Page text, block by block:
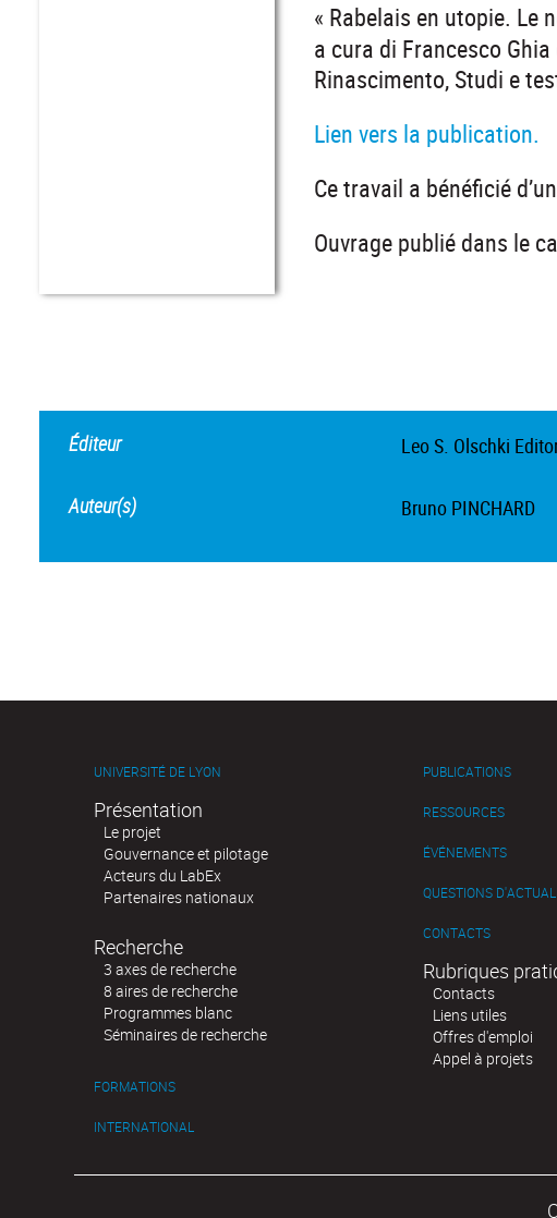
« Rabelais en utopie. Le
a cura di Francesco
Rinascimento, Studi e
Lien vers la publication.
Ce travail a bénéficié
Ouvrage publié dans le
Éditeur Leo S. Olschki
Auteur(s) Bruno PINCHARD
UNIVERSITÉ DE LYON
Présentation
Le projet
Gouvernance et pilotage
Acteurs du LabEx
Partenaires nationaux
Recherche
3 axes de recherche
8 aires de recherche
Programmes blanc
Séminaires de recherche
FORMATIONS
INTERNATIONAL
PUBLICATIONS
RESSOURCES
ÉVÉNEMENTS
QUESTIONS
CONTACTS
Rubriques
Contacts
Liens utiles
Offres d'emploi
Appel à projets